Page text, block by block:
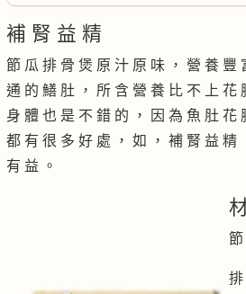
補 腎 益 精
節 瓜 排 骨 煲 原 汁 原 味 ， 營 養 豐
通 的 鱔 肚 ， 所 含 營 養 比 不 上 花
身 體 也 是 不 錯 的 ， 因 為 魚 肚 花
都 有 很 多 好 處 ， 如 ， 補 腎 益 精
有 益 。